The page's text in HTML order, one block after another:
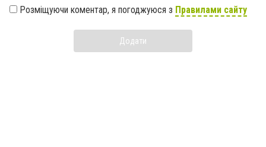
Розміщуючи коментар, я погоджуюся з Правилами сайту
Додати